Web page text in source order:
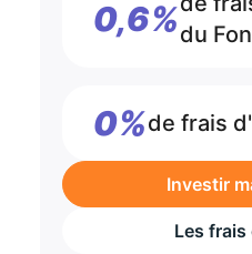
0,6%du
0%de frais
Investir
Les frais